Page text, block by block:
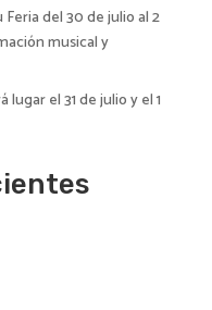
del 30 de julio al 2
musical y
el 31 de julio y el 1